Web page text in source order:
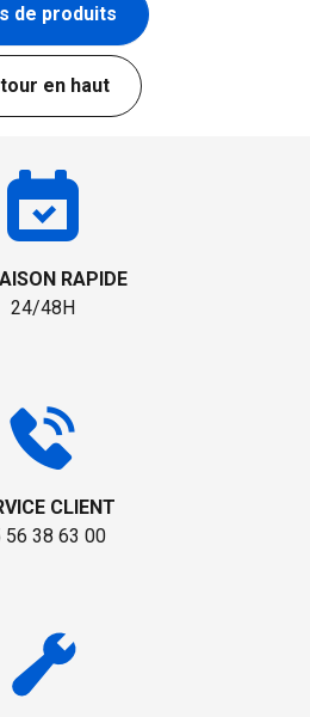
de produits
en haut
RAPIDE
24/48H
CLIENT
56 38 63 00